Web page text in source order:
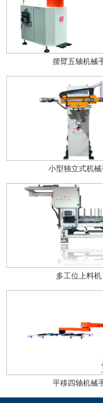
摆臂五轴机械
小型独立式机械
多工位上料机
平移四轴机械